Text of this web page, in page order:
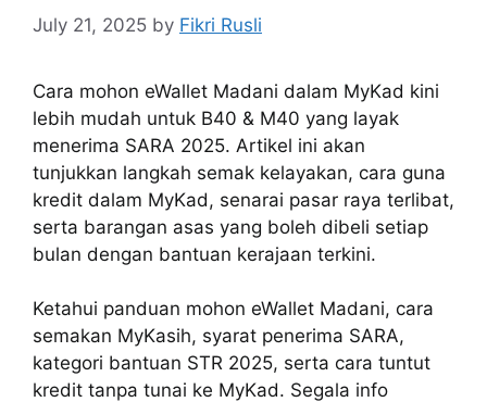
July 21, 2025 by Fikri Rusli
Cara mohon eWallet Madani dalam MyKad kini
lebih mudah untuk B40 & M40 yang layak
menerima SARA 2025. Artikel ini akan
tunjukkan langkah semak kelayakan, cara guna
kredit dalam MyKad, senarai pasar raya terlibat,
serta barangan asas yang boleh dibeli setiap
bulan dengan bantuan kerajaan terkini.
Ketahui panduan mohon eWallet Madani, cara
semakan MyKasih, syarat penerima SARA,
kategori bantuan STR 2025, serta cara tuntut
kredit tanpa tunai ke MyKad. Segala info